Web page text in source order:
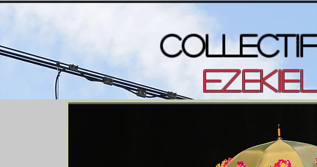
COLLECTIF
EZEKIEL